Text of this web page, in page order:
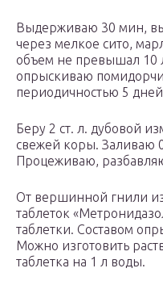
Выдерживаю 30 мин,
через мелкое сито,
объем не превышал 10
опрыскиваю
периодичностью 5
Беру 2 ст. л. дубовой
свежей коры. Заливаю
Процеживаю,
От вершинной гнили
таблеток
таблетки. Составом
Можно изготовить
таблетка на 1 л воды.